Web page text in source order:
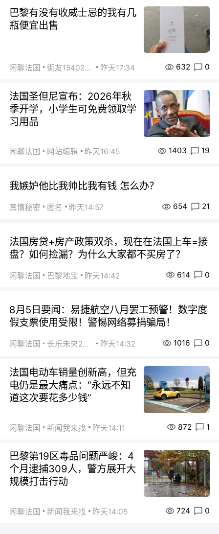
巴黎有没有收威士忌的我有几
瓶便宜出售
闲聊法国 街友15402223 昨天17:34 632 0
法国圣但尼宣布：2026年秋
季开学，小学生可免费领取学
习用品
闲聊法国 网站编辑 昨天16:45 1403 19
我嫉妒他比我帅比我有钱 怎么办？
真情秘密 匿名 昨天14:57 654 21
法国房贷+房产政策双杀，现在在法国上车=接
盘？如何捡漏？为什么大家都不买房了？
闲聊法国 巴黎地宝 昨天14:42 614 0
8月5日要闻：易捷航空八月罢工预警！数字度
假支票使用受限！警惕网络募捐骗局！
闲聊法国 长乐未央2015 昨天14:32 1016 0
法国电动车销量创新高，但充
电仍是最大痛点：“永远不知
道这次要花多少钱”
闲聊法国 新闻我来找 昨天14:11 872 1
巴黎第19区毒品问题严峻：4
个月逮捕309人，警方展开大
规模打击行动
闲聊法国 新闻我来找 昨天14:05 724 0